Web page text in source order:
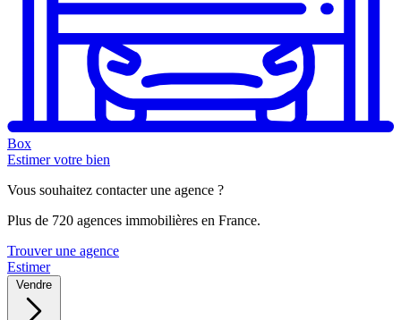
Box
Estimer votre bien
Vous souhaitez contacter une agence ?
Plus de 720 agences immobilières en France.
Trouver une agence
Estimer
Vendre